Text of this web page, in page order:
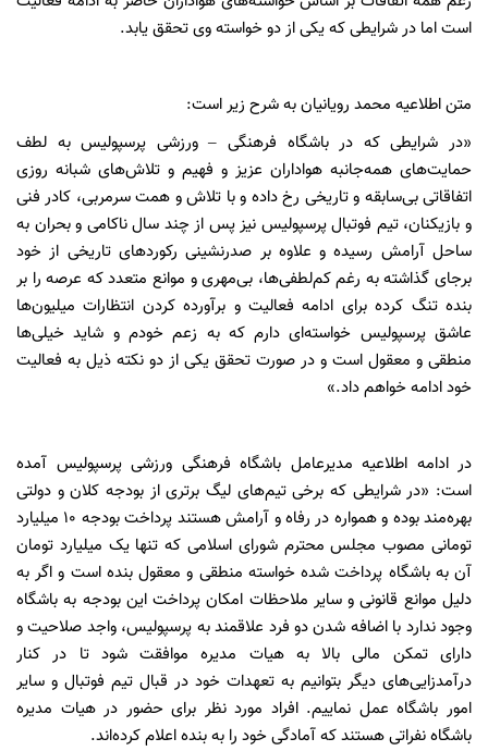
است اما در شرایطی که یکی از دو خواسته وی تحقق یابد.
متن اطلاعیه محمد رویانیان به شرح زیر است:
«در شرایطی که در باشگاه فرهنگی – ورزشی پرسپولیس به لطف
حمایت‌های همه‌جانبه هواداران عزیز و فهیم و تلاش‌های شبانه روزی
اتفاقاتی بی‌سابقه و تاریخی رخ داده و با تلاش و همت سرمربی، کادر فنی
و بازیکنان، تیم فوتبال پرسپولیس نیز پس از چند سال ناکامی و بحران به
ساحل آرامش رسیده و علاوه بر صدرنشینی رکوردهای تاریخی از خود
برجای گذاشته به رغم کم‌لطفی‌ها، بی‌مهری و موانع متعدد که عرصه را بر
بنده تنگ کرده برای ادامه فعالیت و برآورده کردن انتظارات میلیون‌ها
عاشق پرسپولیس خواسته‌ای دارم که به زعم خودم و شاید خیلی‌ها
منطقی و معقول است و در صورت تحقق یکی از دو نکته ذیل به فعالیت
خود ادامه خواهم داد.»
در ادامه اطلاعیه مدیرعامل باشگاه فرهنگی ورزشی پرسپولیس آمده
است: «در شرایطی که برخی تیم‌های لیگ برتری از بودجه کلان و دولتی
بهره‌مند بوده و همواره در رفاه و آرامش هستند پرداخت بودجه 10 میلیارد
تومانی مصوب مجلس محترم شورای اسلامی که تنها یک میلیارد تومان
آن به باشگاه پرداخت شده خواسته منطقی و معقول بنده است و اگر به
دلیل موانع قانونی و سایر ملاحظات امکان پرداخت این بودجه به باشگاه
وجود ندارد با اضافه شدن دو فرد علاقمند به پرسپولیس، واجد صلاحیت و
دارای تمکن مالی بالا به هیات مدیره موافقت شود تا در کنار
درآمدزایی‌های دیگر بتوانیم به تعهدات خود در قبال تیم فوتبال و سایر
امور باشگاه عمل نماییم. افراد مورد نظر برای حضور در هیات مدیره
باشگاه نفراتی هستند که آمادگی خود را به بنده اعلام کرده‌اند.